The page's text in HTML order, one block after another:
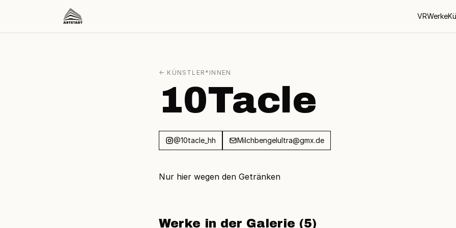
VRWerke
← KÜNSTLER*INNEN
10Tacle
@10tacle_hh Milchbengelultra@gmx.de
Nur hier wegen den Getränken
Werke in der Galerie (5)